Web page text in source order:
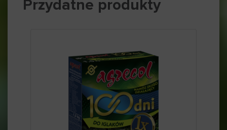
Przydatne produkty